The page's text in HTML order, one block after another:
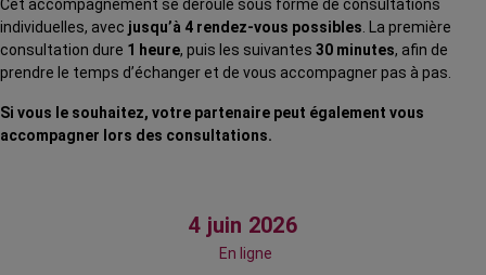
Cet accompagnement se déroule sous forme de consultations
individuelles, avec jusqu’à 4 rendez-vous possibles. La première
consultation dure 1 heure, puis les suivantes 30 minutes, afin de
prendre le temps d’échanger et de vous accompagner pas à pas.
Si vous le souhaitez, votre partenaire peut également vous
accompagner lors des consultations.
4 juin 2026
En ligne